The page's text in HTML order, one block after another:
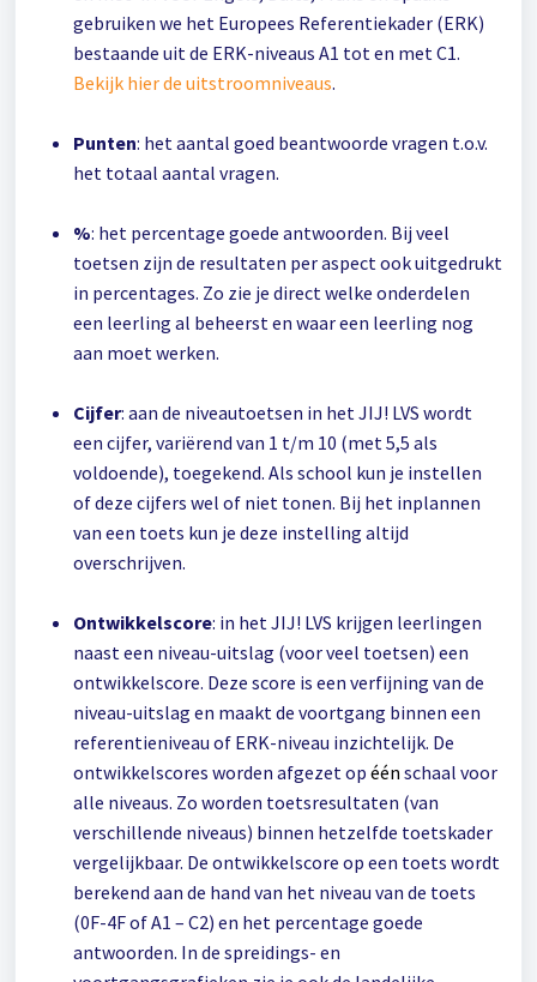
gebruiken we het Europees Referentiekader (ERK)
bestaande uit de ERK-niveaus A1 tot en met C1.
Bekijk hier de uitstroomniveaus.
Punten: het aantal goed beantwoorde vragen t.o.v.
het totaal aantal vragen.
%: het percentage goede antwoorden. Bij veel
toetsen zijn de resultaten per aspect ook uitgedrukt
in percentages. Zo zie je direct welke onderdelen
een leerling al beheerst en waar een leerling nog
aan moet werken.
Cijfer: aan de niveautoetsen in het JIJ! LVS wordt
een cijfer, variërend van 1 t/m 10 (met 5,5 als
voldoende), toegekend. Als school kun je instellen
of deze cijfers wel of niet tonen. Bij het inplannen
van een toets kun je deze instelling altijd
overschrijven.
Ontwikkelscore: in het JIJ! LVS krijgen leerlingen
naast een niveau-uitslag (voor veel toetsen) een
ontwikkelscore. Deze score is een verfijning van de
niveau-uitslag en maakt de voortgang binnen een
referentieniveau of ERK-niveau inzichtelijk. De
ontwikkelscores worden afgezet op één schaal voor
alle niveaus. Zo worden toetsresultaten (van
verschillende niveaus) binnen hetzelfde toetskader
vergelijkbaar. De ontwikkelscore op een toets wordt
berekend aan de hand van het niveau van de toets
(0F-4F of A1 – C2) en het percentage goede
antwoorden. In de spreidings- en